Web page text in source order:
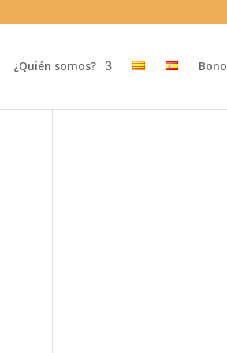
¿Quién somos?